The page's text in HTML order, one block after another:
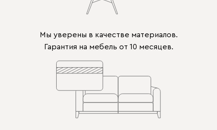
Мы уверены в качестве материалов.
Гарантия на мебель от 10 месяцев.